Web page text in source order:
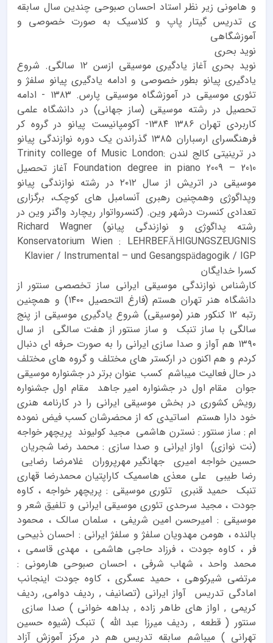
و هامونی زیر نظر استاد احسان صبوحی چندین سال سابقه
ی تدریس گیتار پاپ و کلاسیک به صورت خصوصی و
آموزشگاهی
نوید بحری
نوید بحری آغاز یادگيری موسيقی ازسن ۱۲ سالگی. شروع
یادگيری پيانو بطور خصوصی و ادامه یادگيری پيانو سلفژ و
تئوری موسيقی در آموزشگاه موسيقی پارس. ۱۳۸۳ - ادامه
تحصيل در رشته موسيقی (ساز جهانی) در دانشگاه علمی
کاربردی تهران ۱۳۸۶ ۱۳۸۴- آکومپانيست پيانو در گروه کر
فرهنگسرای ارسباران ۱۳۸۵ گذراندن یک دوره نوازندگی پيانو
در ترینيتی کالج لندن Trinity college of Music London:
Foundation degree in piano 2009 – 2010 آغاز تحصيل
موسيقی در اتریش از سال ۲۰۱۲ در رشته نوازندگی پيانو
وپداگوژی وهمچنين رهبری آنسامبل های کوچک، برگزاری
تعدادی کنسرت درشهر وین. (کنسرواتوار ریچارد واگنر وین در
رشته پداگوژی و نوازندگی پيانو) Richard Wagner
Konservatorium Wien : LEHRBEFÄHIGUNGSZEUGNIS
Klavier ‎/ Instrumental – und Gesangspädagogik ‎/ IGP
کسرا خدایگان
کارشناس نوازندگی موسیقی ایرانی ساز تخصصی سنتور از
دانشگاه هنر تهران هستم (فارغ التحصیل ۱۴۰۰) و همچنین
رتبه ۱۲ کنکور هنر (موسیقی) شروع یادگیری موسیقی از پنج
سالگی با ساز تنبک و ساز سنتور از هفت سالگی از سال
۱۳۹۰ هم آواز و صدا سازی ایرانی را به صورت حرفه ای دنبال
کردم و هم اکنون در ارکستر های مختلف و گروه های مختلف
در حال فعالیت میباشم کسب عنوان برتر در جشنواره موسیقی
جوان مقام اول در جشنواره امیر جاهد مقام اول جشنواره
رویش کشوری در بخش موسیقی ایرانی را در کارنامه هنری
خود دارا هستم اساتیدی که از محضرشان کسب فیض نموده
ام : ساز سنتور : نسترن هاشمی مجید کولیوند پریچهر خواجه
(نت نوازی) اواز ایرانی و صدا سازی : محمد رضا شجریان
حسین خواجه امیری جهانگیر مهرپروران غلامرضا رضایی
رضا طیبی علی معذی هاسمیک کاراپتیان محمدرضا قهاری
تنبک حمید قنبری تئورى موسيقى : پریچهر خواجه ، کاوه
جودت ، مجید سرحدی تئورى موسيقى ايرانى و تلفيق شعر و
موسيقى : اميرحسن امين شريفى ، سلمان سالک ، محمود
بالنده ، هومن مهدویان سلفژ‌ و سلفژ ایرانی : احسان ذبیحی
فر ، کاوه جودت ، فرزاد حاجی هاشمی ، مهدی قاسمی ،
محمد واحد ، شهاب شرفی ، احسان صبوحی‌ هارمونی :
مرتضی شیرکوهی ، حمید عسگری ، کاوه جودت اینجانب
امادگی تدریس آواز ایرانی (تصانیف , ردیف دوامی, ردیف
کریمی , اواز های طاهر زاده , بداهه خوانی ) صدا سازی
سنتور ( قطعه , ردیف میرزا عبد الله ) تنبک (شیوه حسین
تهرانی ) میباشم سابقه تدریس هم در مرکز آموزش آزاد